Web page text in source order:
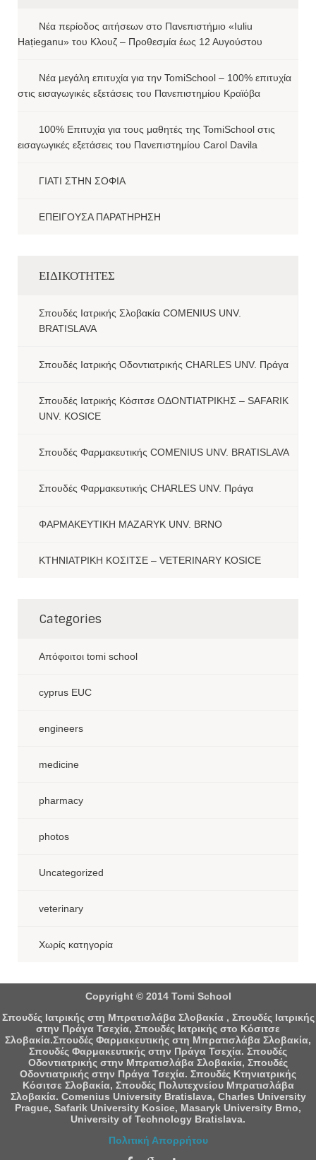
Νέα περίοδος αιτήσεων στο Πανεπιστήμιο «Iuliu
Hațieganu» του Κλουζ – Προθεσμία έως 12 Αυγούστου
Νέα μεγάλη επιτυχία για την TomiSchool – 100% επιτυχία
στις εισαγωγικές εξετάσεις του Πανεπιστημίου Κραϊόβα
100% Επιτυχία για τους μαθητές της TomiSchool στις
εισαγωγικές εξετάσεις του Πανεπιστημίου Carol Davila
ΓΙΑΤΙ ΣΤΗΝ ΣΟΦΙΑ
ΕΠΕΙΓΟΥΣΑ ΠΑΡΑΤΗΡΗΣΗ
ΕΙΔΙΚΟΤΗΤΕΣ
Σπουδές Ιατρικής Σλοβακία COMENIUS UNV.
BRATISLAVA
Σπουδές Ιατρικής Οδοντιατρικής CHARLES UNV. Πράγα
Σπουδές Ιατρικής Κόσιτσε ΟΔΟΝΤΙΑΤΡΙΚΗΣ – SAFARIK
UNV. KOSICE
Σπουδές Φαρμακευτικής COMENIUS UNV. BRATISLAVA
Σπουδές Φαρμακευτικής CHARLES UNV. Πράγα
ΦΑΡΜΑΚΕΥΤΙΚΗ MAZARYK UNV. BRNO
ΚΤΗΝΙΑΤΡΙΚΗ ΚΟΣΙΤΣΕ – VETERINARY KOSICE
Categories
Aπόφοιτοι tomi school
cyprus EUC
engineers
medicine
pharmacy
photos
Uncategorized
veterinary
Χωρίς κατηγορία
Copyright © 2014 Tomi School
Σπουδές Ιατρικής στη Μπρατισλάβα Σλοβακία , Σπουδές Ιατρικής
στην Πράγα Τσεχία, Σπουδές Ιατρικής στο Κόσιτσε
Σλοβακία.Σπουδές Φαρμακευτικής στη Μπρατισλάβα Σλοβακία,
Σπουδές Φαρμακευτικής στην Πράγα Τσεχία. Σπουδές
Οδοντιατρικής στην Μπρατισλάβα Σλοβακία, Σπουδές
Οδοντιατρικής στην Πράγα Τσεχία. Σπουδές Κτηνιατρικής
Κόσιτσε Σλοβακία, Σπουδές Πολυτεχνείου Μπρατισλάβα
Σλοβακία. Comenius University Bratislava, Charles University
Prague, Safarik University Kosice, Masaryk University Brno,
University of Technology Bratislava.
Πολιτική Απορρήτου